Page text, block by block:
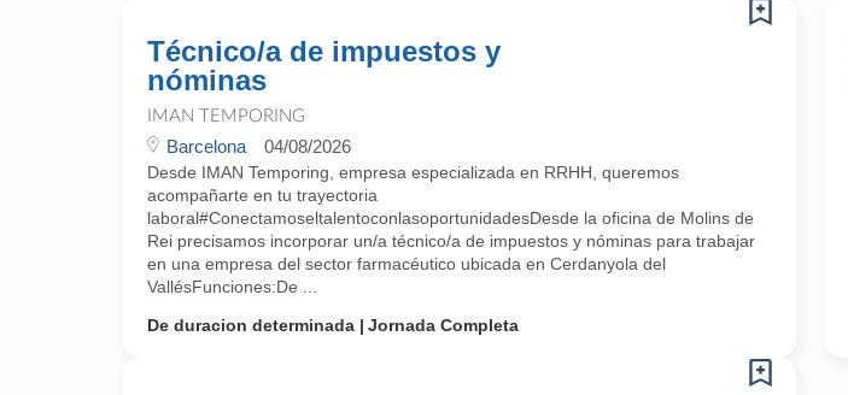
Técnico/a de impuestos y
nóminas
IMAN TEMPORING
Barcelona 04/08/2026
Desde IMAN Temporing, empresa especializada en RRHH, queremos
acompañarte en tu trayectoria
laboral#ConectamoseltalentoconlasoportunidadesDesde la oficina de Molins de
Rei precisamos incorporar un/a técnico/a de impuestos y nóminas para trabajar
en una empresa del sector farmacéutico ubicada en Cerdanyola del
VallésFunciones:De ...
De duracion determinada
Jornada Completa